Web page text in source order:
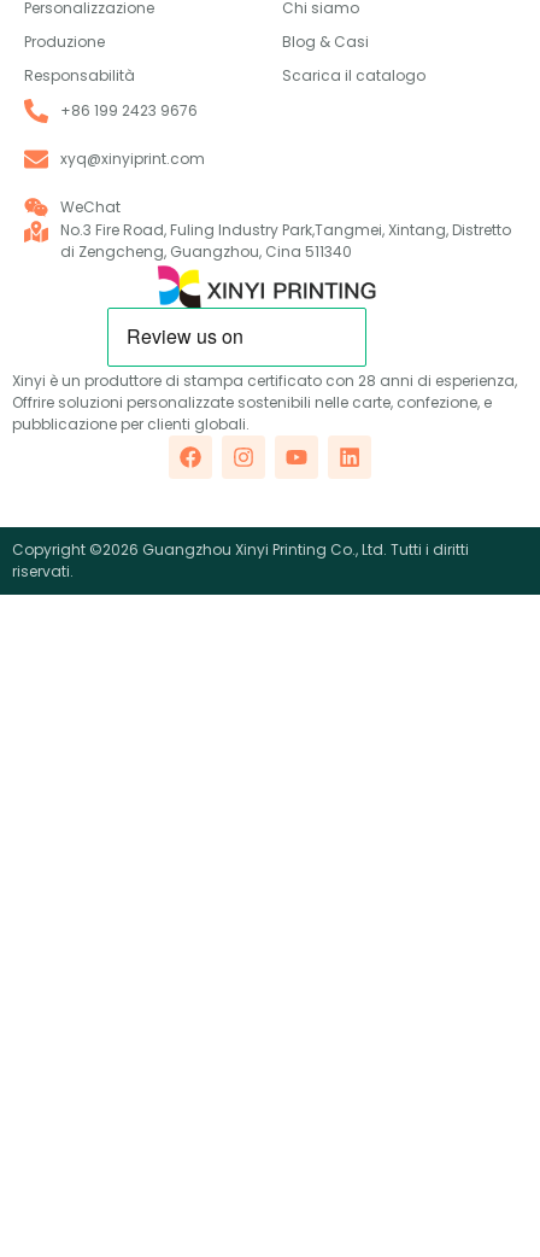
Xinyi è un produttore di stampa certificato con 28 anni di esperienza,
Offrire soluzioni personalizzate sostenibili nelle carte, confezione, e
pubblicazione per clienti globali.
Personalizzazione
Produzione
Responsabilità
Chi siamo
Blog & Casi
Scarica il catalogo
+86 199 2423 9676
xyq@xinyiprint.com
WeChat
No.3 Fire Road, Fuling Industry Park,Tangmei, Xintang, Distretto
di Zengcheng, Guangzhou, Cina 511340
Copyright ©2026 Guangzhou Xinyi Printing Co., Ltd. Tutti i diritti
riservati.